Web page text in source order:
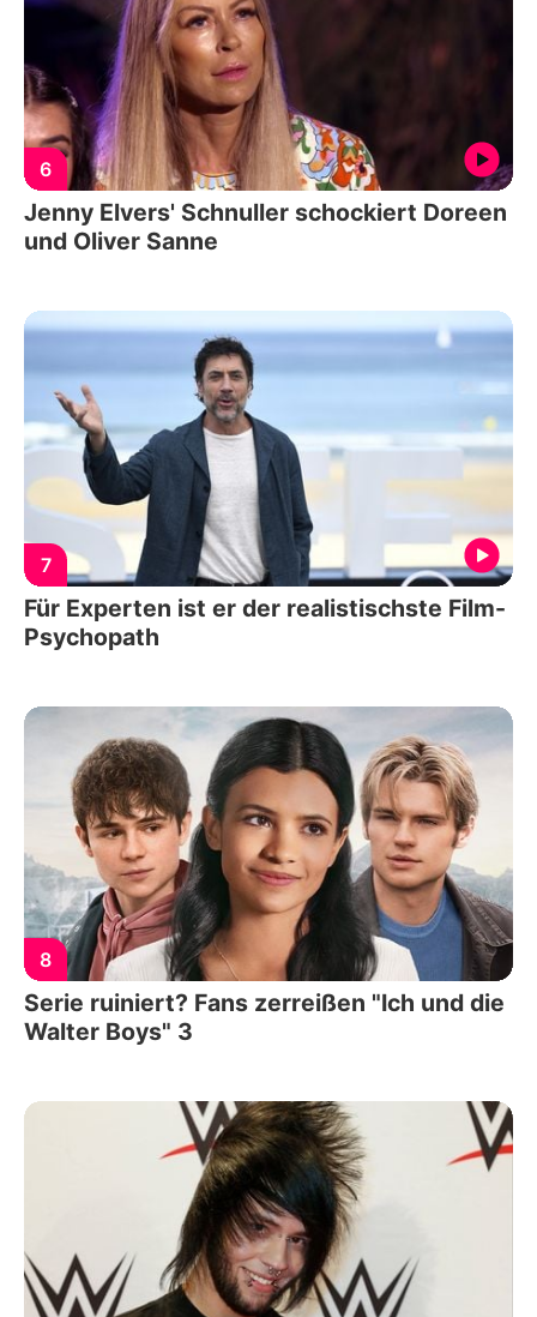
6
Jenny Elvers' Schnuller schockiert Doreen
und Oliver Sanne
7
Für Experten ist er der realistischste Film-
Psychopath
8
Serie ruiniert? Fans zerreißen "Ich und die
Walter Boys" 3